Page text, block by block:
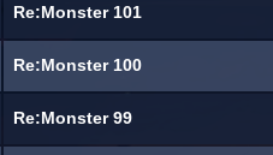
Re:Monster 101
Re:Monster 100
Re:Monster 99